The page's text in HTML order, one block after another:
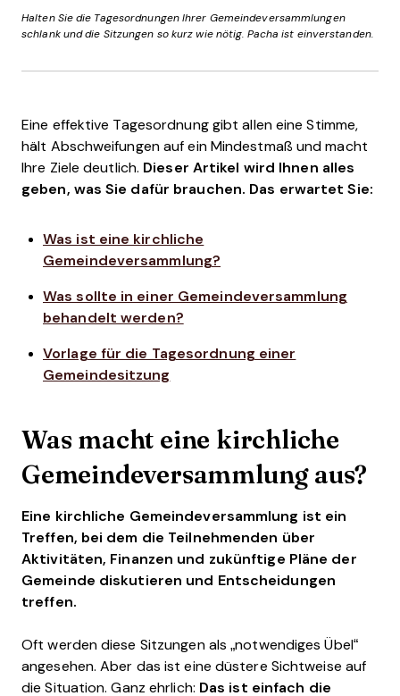
Halten Sie die Tagesordnungen Ihrer Gemeindeversammlungen
schlank und die Sitzungen so kurz wie nötig. Pacha ist einverstanden.
Eine effektive Tagesordnung gibt allen eine Stimme,
hält Abschweifungen auf ein Mindestmaß und macht
Ihre Ziele deutlich. Dieser Artikel wird Ihnen alles
geben, was Sie dafür brauchen. Das erwartet Sie:
Was ist eine kirchliche
Gemeindeversammlung?
Was sollte in einer Gemeindeversammlung
behandelt werden?
Vorlage für die Tagesordnung einer
Gemeindesitzung
Was macht eine kirchliche
Gemeindeversammlung aus?
Eine kirchliche Gemeindeversammlung ist ein
Treffen, bei dem die Teilnehmenden über
Aktivitäten, Finanzen und zukünftige Pläne der
Gemeinde diskutieren und Entscheidungen
treffen.
Oft werden diese Sitzungen als „notwendiges Übel“
angesehen. Aber das ist eine düstere Sichtweise auf
die Situation. Ganz ehrlich: Das ist einfach die